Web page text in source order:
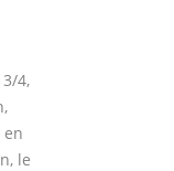
4,
en
le